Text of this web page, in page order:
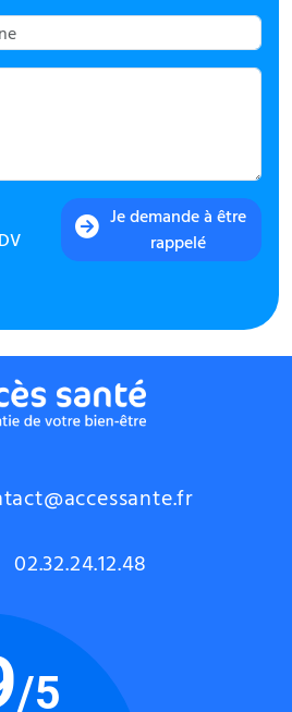
Je demande à être
rappelé
02.32.24.12.48